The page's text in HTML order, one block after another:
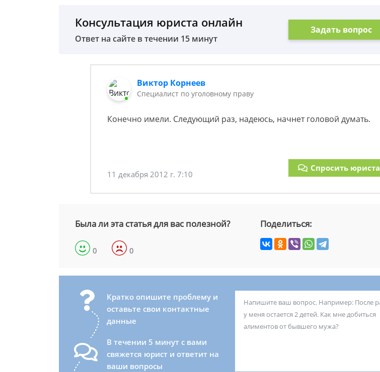
Консультация юриста онлайн
Ответ на сайте в течении 15 минут
Задать вопрос
Виктор Корнеев
Cпециалист по уголовному праву
Конечно имели. Следующий раз, надеюсь, начнет головой думать.
11 декабря 2012 г. 7:10
Спросить юриста
Была ли эта статья для вас полезной?
0 0
Поделиться:
Кратко опишите проблему и
оставьте свои контактные
данные
В течении 5 минут с вами
свяжется юрист и ответит на
ваши вопросы